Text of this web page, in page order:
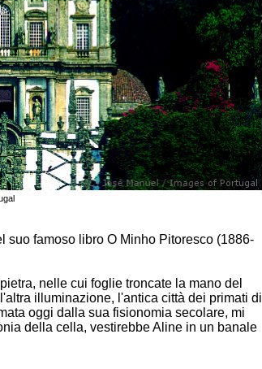
suo famoso libro O Minho Pitoresco (1886-
nelle cui foglie troncate la mano del
illuminazione, l'antica città dei primati di
oggi dalla sua fisionomia secolare, mi
della cella, vestirebbe Aline in un banale